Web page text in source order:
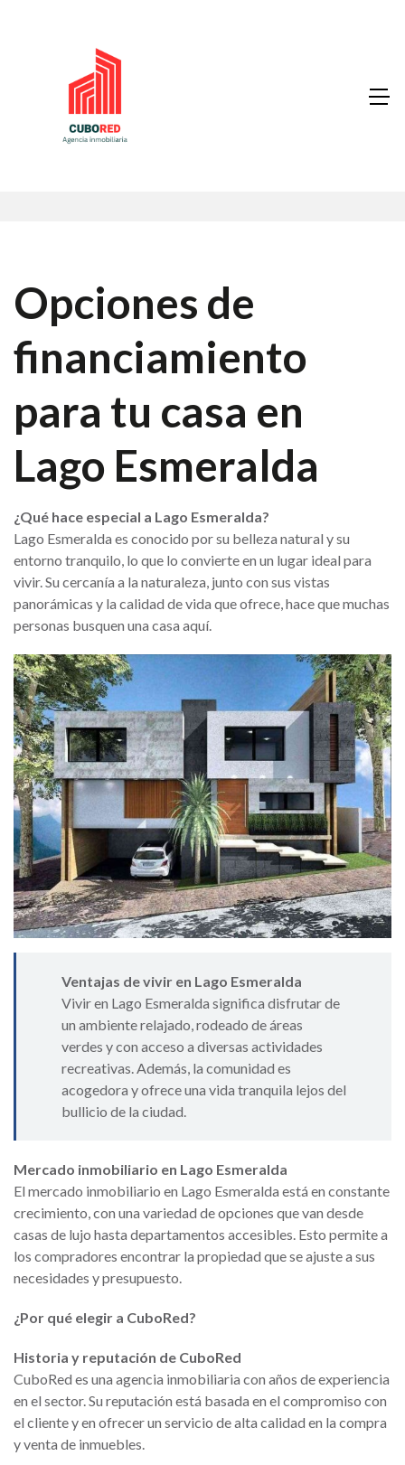
Opciones de
financiamiento
para tu casa en
Lago Esmeralda
¿Qué hace especial a Lago Esmeralda?
Lago Esmeralda es conocido por su belleza natural y su
entorno tranquilo, lo que lo convierte en un lugar ideal para
vivir. Su cercanía a la naturaleza, junto con sus vistas
panorámicas y la calidad de vida que ofrece, hace que muchas
personas busquen una casa aquí.
Ventajas de vivir en Lago Esmeralda
Vivir en Lago Esmeralda significa disfrutar de
un ambiente relajado, rodeado de áreas
verdes y con acceso a diversas actividades
recreativas. Además, la comunidad es
acogedora y ofrece una vida tranquila lejos del
bullicio de la ciudad.
Mercado inmobiliario en Lago Esmeralda
El mercado inmobiliario en Lago Esmeralda está en constante
crecimiento, con una variedad de opciones que van desde
casas de lujo hasta departamentos accesibles. Esto permite a
los compradores encontrar la propiedad que se ajuste a sus
necesidades y presupuesto.
¿Por qué elegir a CuboRed?
Historia y reputación de CuboRed
CuboRed es una agencia inmobiliaria con años de experiencia
en el sector. Su reputación está basada en el compromiso con
el cliente y en ofrecer un servicio de alta calidad en la compra
y venta de inmuebles.